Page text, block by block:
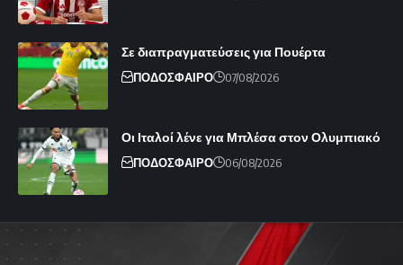
Σε διαπραγματεύσεις για Πουέρτα
ΠΟΔΟΣΦΑΙΡΟ 07/08/2026
Οι Ιταλοί λένε για Μπλέσα στον Ολυμπιακό
ΠΟΔΟΣΦΑΙΡΟ 06/08/2026